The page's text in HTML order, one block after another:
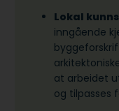
Lokal
inngående
at arbeidet
og tilpasses